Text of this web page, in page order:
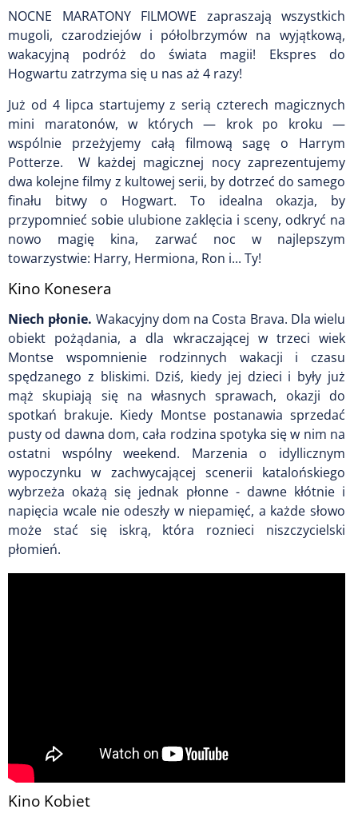
NOCNE MARATONY FILMOWE zapraszają wszystkich
mugoli, czarodziejów i półolbrzymów na wyjątkową,
wakacyjną podróż do świata magii! Ekspres do
Hogwartu zatrzyma się u nas aż 4 razy!
Już od 4 lipca startujemy z serią czterech magicznych
mini maratonów, w których — krok po kroku —
wspólnie przeżyjemy całą filmową sagę o Harrym
Potterze. W każdej magicznej nocy zaprezentujemy
dwa kolejne filmy z kultowej serii, by dotrzeć do samego
finału bitwy o Hogwart. To idealna okazja, by
przypomnieć sobie ulubione zaklęcia i sceny, odkryć na
nowo magię kina, zarwać noc w najlepszym
towarzystwie: Harry, Hermiona, Ron i... Ty!
Kino Konesera
Niech płonie. Wakacyjny dom na Costa Brava. Dla wielu
obiekt pożądania, a dla wkraczającej w trzeci wiek
Montse wspomnienie rodzinnych wakacji i czasu
spędzanego z bliskimi. Dziś, kiedy jej dzieci i były już
mąż skupiają się na własnych sprawach, okazji do
spotkań brakuje. Kiedy Montse postanawia sprzedać
pusty od dawna dom, cała rodzina spotyka się w nim na
ostatni wspólny weekend. Marzenia o idyllicznym
wypoczynku w zachwycającej scenerii katalońskiego
wybrzeża okażą się jednak płonne - dawne kłótnie i
napięcia wcale nie odeszły w niepamięć, a każde słowo
może stać się iskrą, która roznieci niszczycielski
płomień.
Kino Kobiet